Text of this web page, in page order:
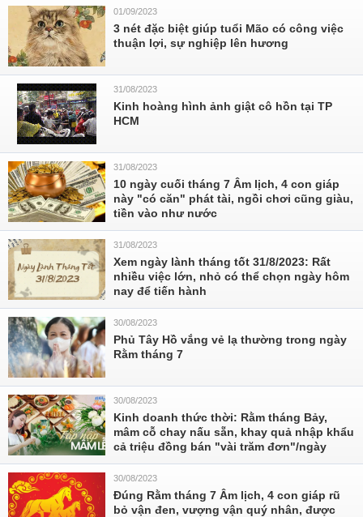
01/09/2023
3 nét đặc biệt giúp tuổi Mão có công việc
thuận lợi, sự nghiệp lên hương
31/08/2023
Kinh hoàng hình ảnh giật cô hồn tại TP
HCM
31/08/2023
10 ngày cuối tháng 7 Âm lịch, 4 con giáp
này "có căn" phát tài, ngồi chơi cũng giàu,
tiền vào như nước
31/08/2023
Xem ngày lành tháng tốt 31/8/2023: Rất
nhiều việc lớn, nhỏ có thể chọn ngày hôm
nay để tiến hành
30/08/2023
Phủ Tây Hồ vắng vẻ lạ thường trong ngày
Rằm tháng 7
30/08/2023
Kinh doanh thức thời: Rằm tháng Bảy,
mâm cỗ chay nấu sẵn, khay quả nhập khẩu
cả triệu đồng bán "vài trăm đơn"/ngày
30/08/2023
Đúng Rằm tháng 7 Âm lịch, 4 con giáp rũ
bỏ vận đen, vượng vận quý nhân, được